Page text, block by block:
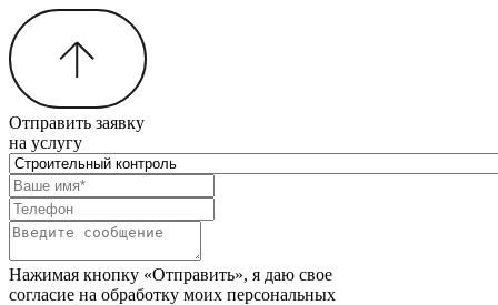
Отправить заявку
на услугу
Нажимая кнопку «Отправить», я даю свое
согласие на обработку моих персональных